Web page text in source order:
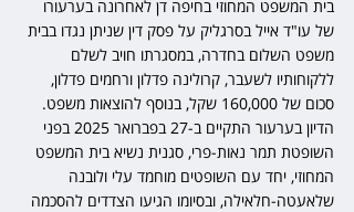
בית המשפט המחוזי בחיפה דן לאחרונה בערעורו
של עו"ד אייל בסרגליק על פסק דין שניתן נגדו בבית
משפט השלום בחדרה, במסגרתו חויב לשלם
ללקוחותיו לשעבר, קרולינה פדלון ורחמים פדלון,
סכום של 160,000 שקל, בנוסף להוצאות משפט.
הדיון בערעור התקיים ב-27 בפברואר 2025 בפני
השופטת תמר נאות-פרי, סגנית נשיא בית המשפט
המחוזי, יחד עם השופטים מוחמד עלי ולובנה
שלאעטה-חלאילה, ובסיומו הגיעו הצדדים להסכמה